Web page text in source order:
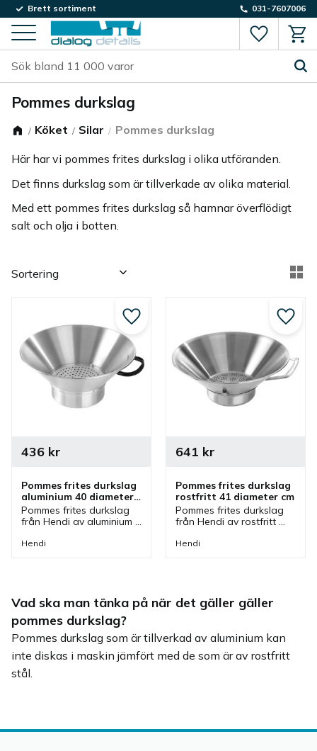
Meny
Brett sortiment 031-7607006
Pommes durkslag
Köket Silar Pommes durkslag
Här har vi pommes frites durkslag i olika utföranden.
Det finns durkslag som är tillverkade av olika material.
Med ett pommes frites durkslag så hamnar överflödigt
salt och olja i botten.
Välj sortering
Pommes frites durkslag
aluminium 40 diameter
cm
Pommes frites durkslag
från Hendi av aluminium
Durkslag för pommes
436kr
Hendi
Lägg till i favoriter
Pommes frites durkslag
rostfritt 41 diameter cm
Pommes frites durkslag
från Hendi av rostfritt
cm. Durkslag för pommes
641 kr
Hendi
Lägg
Vad ska man tänka på när det gäller gäller
pommes durkslag?
Pommes durkslag som är tillverkad av aluminium kan
inte diskas i maskin jämfört med de som är av rostfritt
stål.